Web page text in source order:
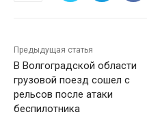
Предыдущая статья
В Волгоградской области
грузовой поезд сошел с
рельсов после атаки
беспилотника